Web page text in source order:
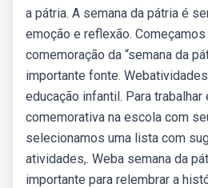
a pátria. A semana da pátria é
emoção e reflexão. Começamos
comemoração da “semana da
importante fonte.
educação infantil. Para trabalhar
comemorativa na escola com
selecionamos uma lista com
atividades,. Weba semana da
importante para relembrar a